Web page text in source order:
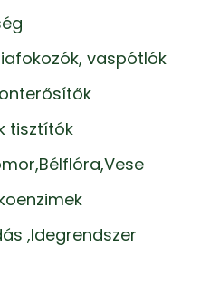
vaspótlók
tisztítók
,Idegrendszer